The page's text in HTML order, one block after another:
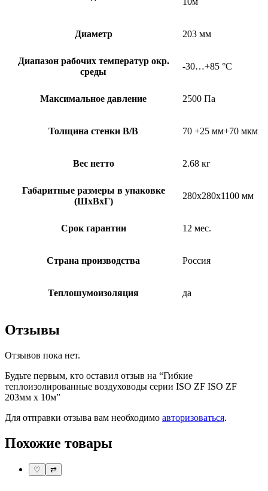
Диаметр 203 мм
Диапазон рабочих температур окр.
среды
-30…+85 °C
Максимальное давление 2500 Па
Толщина стенки В/B 70 +25 мм+70 мкм
Вес нетто 2.68 кг
Габаритные размеры в упаковке
(ШxВxГ)
280x280x1100 мм
Срок гарантии 12 мес.
Страна производства Россия
Теплошумоизоляция да
Отзывы
Отзывов пока нет.
Будьте первым, кто оставил отзыв на “Гибкие
теплоизолированные воздуховоды серии ISO ZF ISO ZF
203мм х 10м”
Для отправки отзыва вам необходимо авторизоваться.
Похожие товары
♡ ⇄